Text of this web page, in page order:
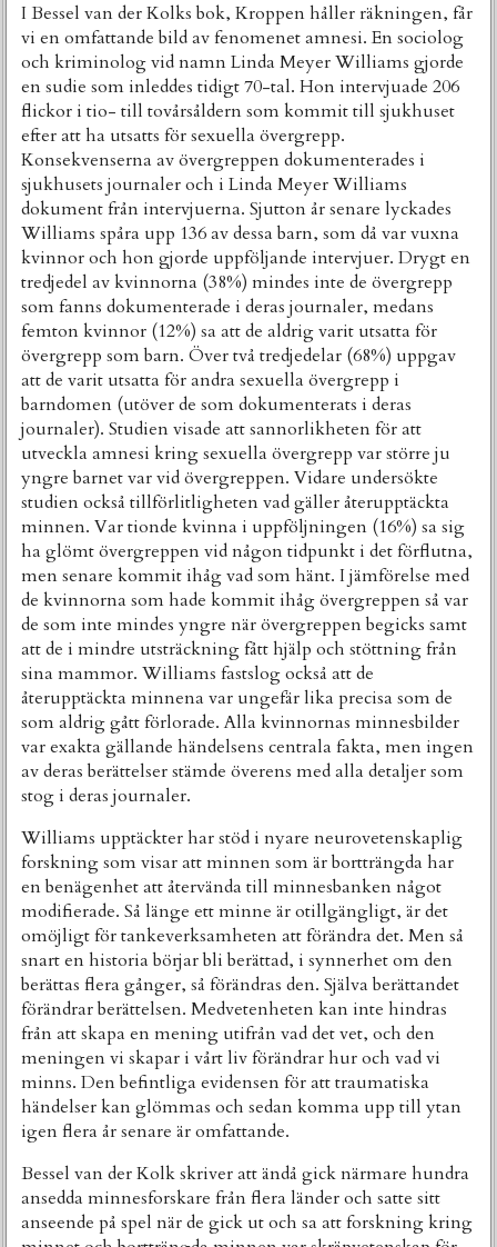
I Bessel van der Kolks bok, Kroppen håller räkningen, får
vi en omfattande bild av fenomenet amnesi. En sociolog
och kriminolog vid namn Linda Meyer Williams gjorde
en sudie som inleddes tidigt 70-tal. Hon intervjuade 206
flickor i tio- till tovårsåldern som kommit till sjukhuset
efter att ha utsatts för sexuella övergrepp.
Konsekvenserna av övergreppen dokumenterades i
sjukhusets journaler och i Linda Meyer Williams
dokument från intervjuerna. Sjutton år senare lyckades
Williams spåra upp 136 av dessa barn, som då var vuxna
kvinnor och hon gjorde uppföljande intervjuer. Drygt en
tredjedel av kvinnorna (38%) mindes inte de övergrepp
som fanns dokumenterade i deras journaler, medans
femton kvinnor (12%) sa att de aldrig varit utsatta för
övergrepp som barn. Över två tredjedelar (68%) uppgav
att de varit utsatta för andra sexuella övergrepp i
barndomen (utöver de som dokumenterats i deras
journaler). Studien visade att sannorlikheten för att
utveckla amnesi kring sexuella övergrepp var större ju
yngre barnet var vid övergreppen. Vidare undersökte
studien också tillförlitligheten vad gäller återupptäckta
minnen. Var tionde kvinna i uppföljningen (16%) sa sig
ha glömt övergreppen vid någon tidpunkt i det förflutna,
men senare kommit ihåg vad som hänt. I jämförelse med
de kvinnorna som hade kommit ihåg övergreppen så var
de som inte mindes yngre när övergreppen begicks samt
att de i mindre utsträckning fått hjälp och stöttning från
sina mammor. Williams fastslog också att de
återupptäckta minnena var ungefär lika precisa som de
som aldrig gått förlorade. Alla kvinnornas minnesbilder
var exakta gällande händelsens centrala fakta, men ingen
av deras berättelser stämde överens med alla detaljer som
stog i deras journaler.
Williams upptäckter har stöd i nyare neurovetenskaplig
forskning som visar att minnen som är bortträngda har
en benägenhet att återvända till minnesbanken något
modifierade. Så länge ett minne är otillgängligt, är det
omöjligt för tankeverksamheten att förändra det. Men så
snart en historia börjar bli berättad, i synnerhet om den
berättas flera gånger, så förändras den. Själva berättandet
förändrar berättelsen. Medvetenheten kan inte hindras
från att skapa en mening utifrån vad det vet, och den
meningen vi skapar i vårt liv förändrar hur och vad vi
minns. Den befintliga evidensen för att traumatiska
händelser kan glömmas och sedan komma upp till ytan
igen flera år senare är omfattande.
Bessel van der Kolk skriver att ändå gick närmare hundra
ansedda minnesforskare från flera länder och satte sitt
anseende på spel när de gick ut och sa att forskning kring